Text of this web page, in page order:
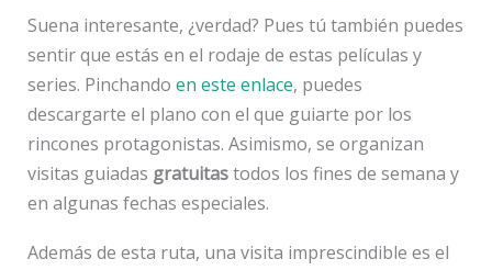
Suena interesante, ¿verdad? Pues tú también puedes
sentir que estás en el rodaje de estas películas y
series. Pinchando en este enlace, puedes
descargarte el plano con el que guiarte por los
rincones protagonistas. Asimismo, se organizan
visitas guiadas gratuitastodos los fines de semana y
en algunas fechas especiales.
Además de esta ruta, una visita imprescindible es el